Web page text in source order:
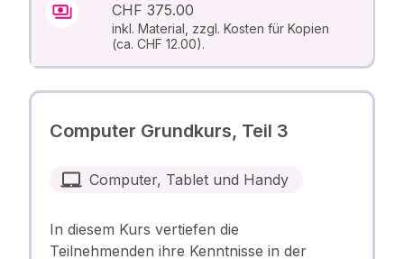
CHF 375.00
inkl. Material, zzgl. Kosten für Kopien
(ca. CHF 12.00).
Computer Grundkurs, Teil 3
Computer, Tablet und Handy
In diesem Kurs vertiefen die
Teilnehmenden ihre Kenntnisse in der